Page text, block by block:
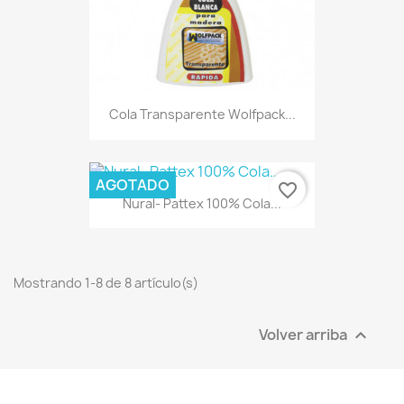
Cola Transparente Wolfpack...
Nural- Pattex 100% Cola...
AGOTADO favorite_border
Mostrando 1-8 de 8 artículo(s)
Volver arriba 